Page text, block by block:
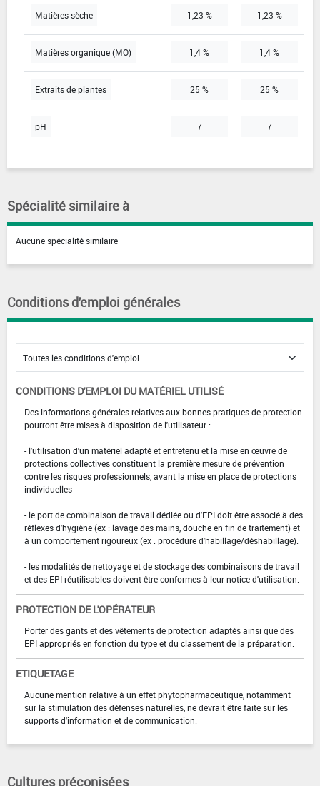
Matières sèche 1,23 % 1,23 %
Matières organique (MO) 1,4 % 1,4 %
Extraits de plantes 25 % 25 %
pH 7 7
Spécialité similaire à
Aucune spécialité similaire
Conditions d'emploi générales
CONDITIONS D'EMPLOI DU MATÉRIEL UTILISÉ
Des informations générales relatives aux bonnes pratiques de protection
pourront être mises à disposition de l'utilisateur :
- l'utilisation d'un matériel adapté et entretenu et la mise en œuvre de
protections collectives constituent la première mesure de prévention
contre les risques professionnels, avant la mise en place de protections
individuelles
- le port de combinaison de travail dédiée ou d'EPI doit être associé à des
réflexes d'hygiène (ex : lavage des mains, douche en fin de traitement) et
à un comportement rigoureux (ex : procédure d'habillage/déshabillage).
- les modalités de nettoyage et de stockage des combinaisons de travail
et des EPI réutilisables doivent être conformes à leur notice d'utilisation.
PROTECTION DE L'OPÉRATEUR
Porter des gants et des vêtements de protection adaptés ainsi que des
EPI appropriés en fonction du type et du classement de la préparation.
ETIQUETAGE
Aucune mention relative à un effet phytopharmaceutique, notamment
sur la stimulation des défenses naturelles, ne devrait être faite sur les
supports d'information et de communication.
Cultures préconisées